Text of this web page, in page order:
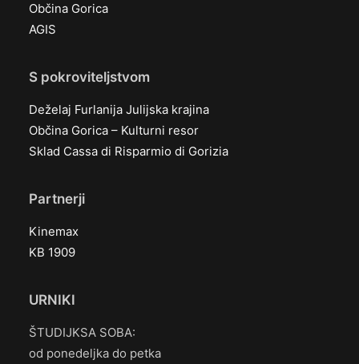
Občina Gorica
AGIS
S pokroviteljstvom
Deželaj Furlanija Julijska krajina
Občina Gorica – Kulturni resor
Sklad Cassa di Risparmio di Gorizia
Partnerji
Kinemax
KB 1909
URNIKI
ŠTUDIJKSA SOBA:
od ponedeljka do petka